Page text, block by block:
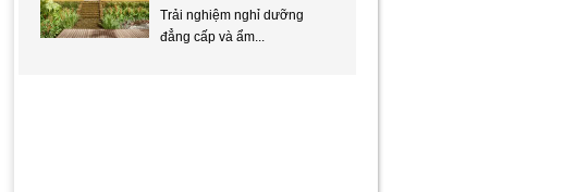
Trải nghiệm nghỉ dưỡng
đẳng cấp và ẩm...